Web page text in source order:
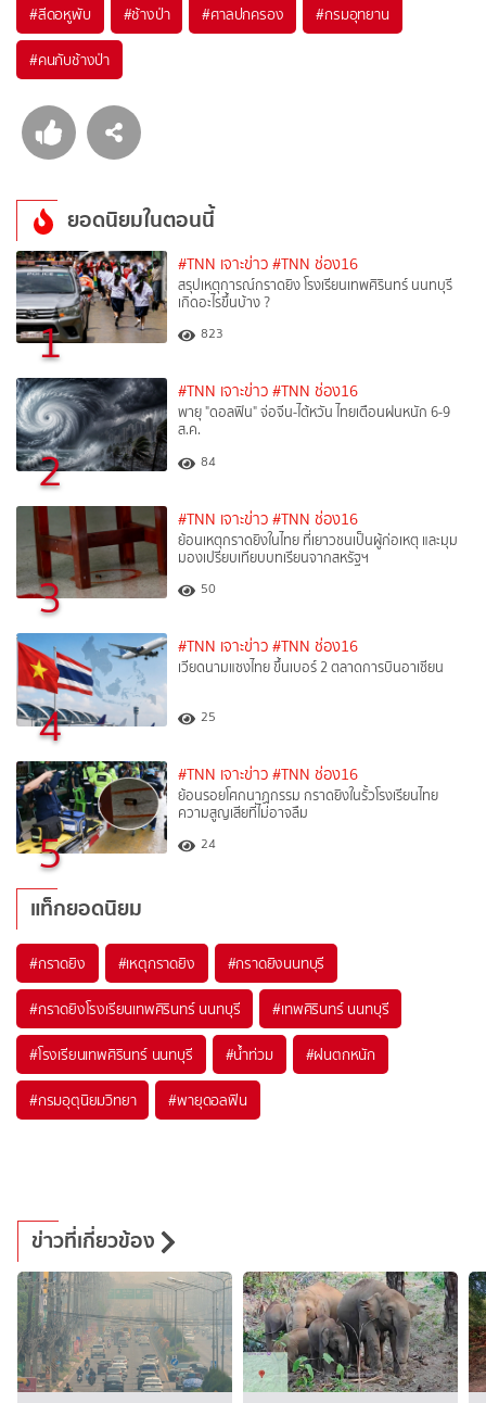
#สีดอหูพับ #ช้างป่า #ศาลปกครอง #กรมอุทยาน
#คนกับช้างป่า
ยอดนิยมในตอนนี้
1
#TNN เจาะข่าว #TNN ช่อง16
สรุปเหตุการณ์กราดยิง โรงเรียนเทพศิรินทร์ นนทบุรี
เกิดอะไรขึ้นบ้าง ?
823
2
#TNN เจาะข่าว #TNN ช่อง16
พายุ "ดอลฟิน" จ่อจีน-ไต้หวัน ไทยเตือนฝนหนัก 6-9
ส.ค.
84
3
#TNN เจาะข่าว #TNN ช่อง16
ย้อนเหตุกราดยิงในไทย ที่เยาวชนเป็นผู้ก่อเหตุ และมุม
มองเปรียบเทียบบทเรียนจากสหรัฐฯ
50
4
#TNN เจาะข่าว #TNN ช่อง16
เวียดนามแซงไทย ขึ้นเบอร์ 2 ตลาดการบินอาเซียน
25
5
#TNN เจาะข่าว #TNN ช่อง16
ย้อนรอยโศกนาฏกรรม กราดยิงในรั้วโรงเรียนไทย
ความสูญเสียที่ไม่อาจลืม
24
แท็กยอดนิยม
#กราดยิง #เหตุกราดยิง #กราดยิงนนทบุรี
#กราดยิงโรงเรียนเทพศิรินทร์ นนทบุรี #เทพศิรินทร์ นนทบุรี
#โรงเรียนเทพศิรินทร์ นนทบุรี #น้ำท่วม #ฝนตกหนัก
#กรมอุตุนิยมวิทยา #พายุดอลฟิน
ข่าวที่เกี่ยวข้อง